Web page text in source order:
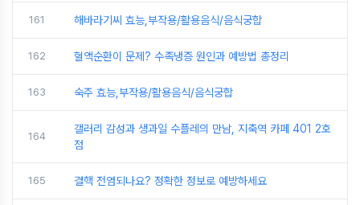
161 해바라기씨 효능,부작용/활용음식/음식궁합
162 혈액순환이 문제? 수족냉증 원인과 예방법 총정리
163 숙주 효능,부작용/활용음식/음식궁합
164
갤러리 감성과 생과일 수플레의 만남, 지축역 카페 401 2호
점
165 결핵 전염되나요? 정확한 정보로 예방하세요